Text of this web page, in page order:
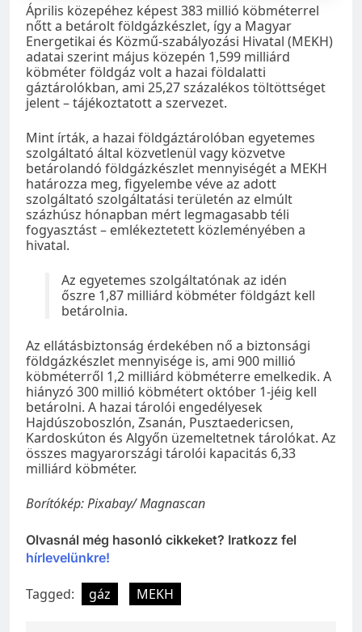
Április közepéhez képest 383 millió köbméterrel
nőtt a betárolt földgázkészlet, így a Magyar
Energetikai és Közmű-szabályozási Hivatal (MEKH)
adatai szerint május közepén 1,599 milliárd
köbméter földgáz volt a hazai földalatti
gáztárolókban, ami 25,27 százalékos töltöttséget
jelent – tájékoztatott a szervezet.
Mint írták, a hazai földgáztárolóban egyetemes
szolgáltató által közvetlenül vagy közvetve
betárolandó földgázkészlet mennyiségét a MEKH
határozza meg, figyelembe véve az adott
szolgáltató szolgáltatási területén az elmúlt
százhúsz hónapban mért legmagasabb téli
fogyasztást – emlékeztetett közleményében a
hivatal.
Az egyetemes szolgáltatónak az idén
őszre 1,87 milliárd köbméter földgázt kell
betárolnia.
Az ellátásbiztonság érdekében nő a biztonsági
földgázkészlet mennyisége is, ami 900 millió
köbméterről 1,2 milliárd köbméterre emelkedik. A
hiányzó 300 millió köbmétert október 1-jéig kell
betárolni. A hazai tárolói engedélyesek
Hajdúszoboszlón, Zsanán, Pusztaedericsen,
Kardoskúton és Algyőn üzemeltetnek tárolókat. Az
összes magyarországi tárolói kapacitás 6,33
milliárd köbméter.
Borítókép: Pixabay/ Magnascan
Olvasnál még hasonló cikkeket? Iratkozz fel
hírlevelünkre!
Tagged: gáz MEKH